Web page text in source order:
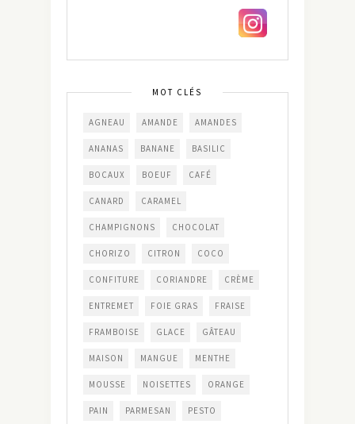
MOT CLÉS
AGNEAU AMANDE AMANDES
ANANAS BANANE BASILIC
BOCAUX BOEUF CAFÉ
CANARD CARAMEL
CHAMPIGNONS CHOCOLAT
CHORIZO CITRON COCO
CONFITURE CORIANDRE CRÈME
ENTREMET FOIE GRAS FRAISE
FRAMBOISE GLACE GÂTEAU
MAISON MANGUE MENTHE
MOUSSE NOISETTES ORANGE
PAIN PARMESAN PESTO